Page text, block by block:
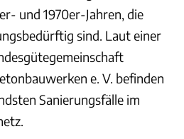
und 1970er-Jahren, die
sind. Laut einer
e. V. befinden
Sanierungsfälle im